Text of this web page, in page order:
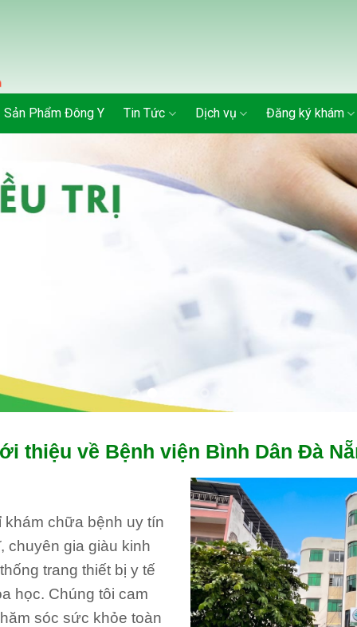
Sản Phẩm Đông Y Tin Tức Dịch vụ Đăng ký khám
thiệu về Bệnh viện Bình Dân Đà
chữa bệnh uy tín
chuyên gia giàu kinh
trang thiết bị y tế
học. Chúng tôi cam
sóc sức khỏe toàn